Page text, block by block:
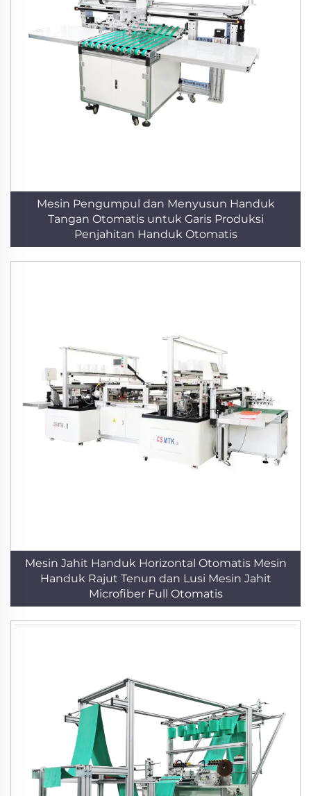
Mesin Pengumpul dan Menyusun Handuk
Tangan Otomatis untuk Garis Produksi
Penjahitan Handuk Otomatis
Mesin Jahit Handuk Horizontal Otomatis Mesin
Handuk Rajut Tenun dan Lusi Mesin Jahit
Microfiber Full Otomatis